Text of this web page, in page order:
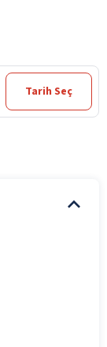
Tarih Seç